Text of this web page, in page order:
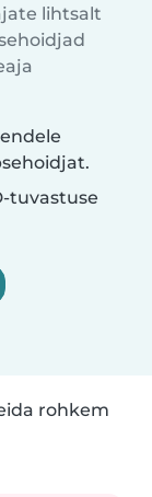
lihtsalt
tuvastuse
rohkem